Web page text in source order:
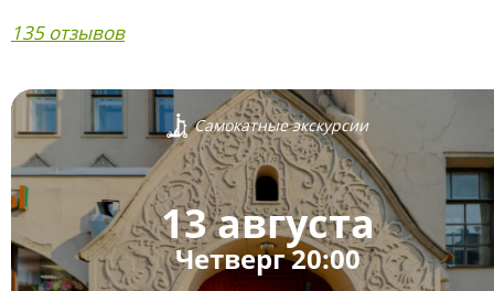
135 отзывов
Самокатные экскурсии
13 августа
Четверг 20:00